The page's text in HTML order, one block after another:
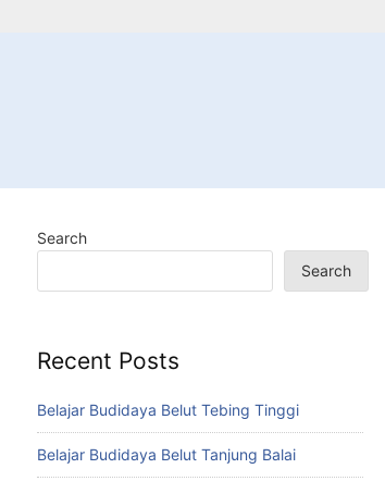
Search
Search
Recent Posts
Belajar Budidaya Belut Tebing Tinggi
Belajar Budidaya Belut Tanjung Balai